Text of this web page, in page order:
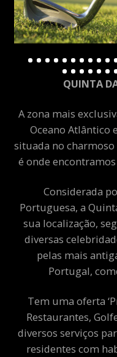
QUINTA
A zona mais
Oceano Atlântico
situada no
é onde
Considerada
Portuguesa, a
sua localização,
diversas
pelas mais
Portugal,
Tem uma oferta
Restaurantes,
diversos serviços
residentes com